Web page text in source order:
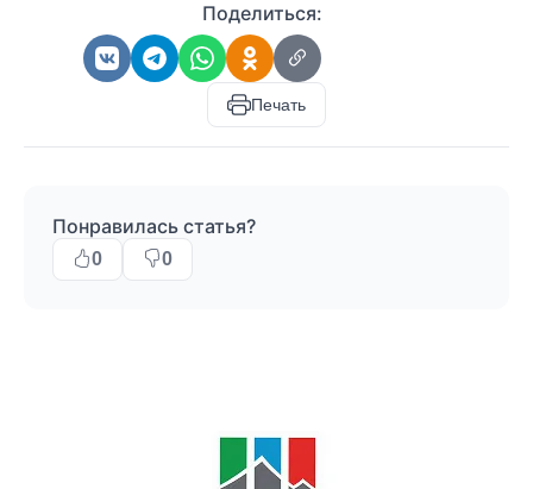
Поделиться:
Печать
Понравилась статья?
0 0